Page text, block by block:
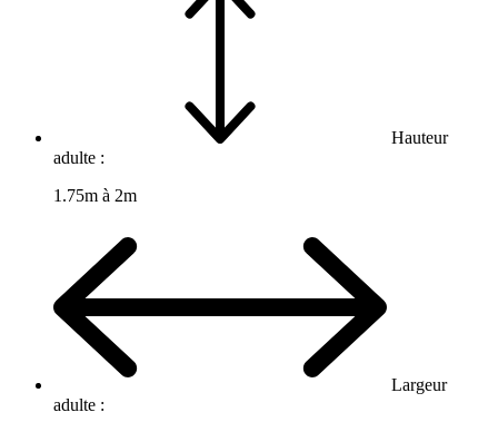
Hauteur
adulte :
1.75m à 2m
Largeur
adulte :